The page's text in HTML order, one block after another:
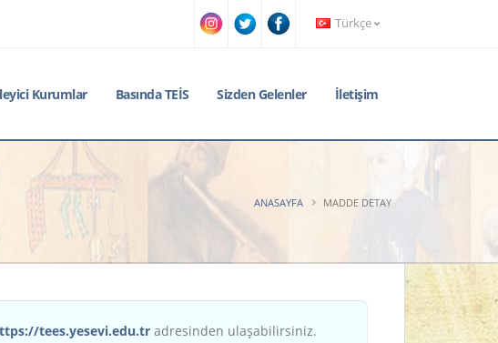
Türkçe
Kurumlar Basında TEİS Sizden Gelenler İletişim
ANASAYFA MADDE DETAY
tees.yesevi.edu.tr adresinden ulaşabilirsiniz.